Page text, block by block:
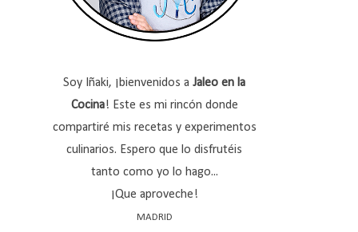
Soy Iñaki, ¡bienvenidos a Jaleo en la
Cocina! Este es mi rincón donde
compartiré mis recetas y experimentos
culinarios. Espero que lo disfrutéis
tanto como yo lo hago...
¡Que aproveche!
MADRID